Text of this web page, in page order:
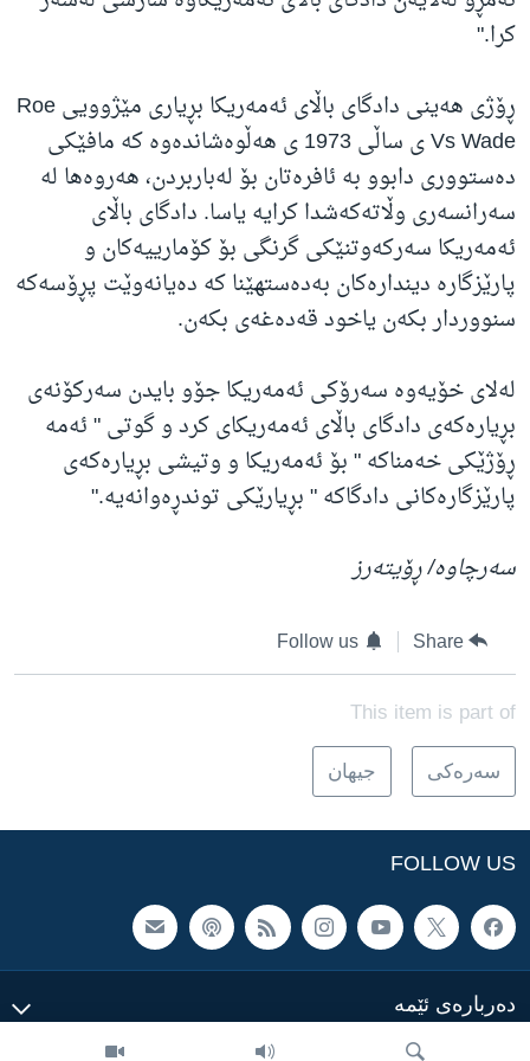
کرا."
ڕۆژی هەینی دادگای باڵای ئەمەریکا بڕیاری مێژوویی Roe
Vs Wade ی ساڵی 1973 ی هەڵوەشاندەوە کە مافێکی
دەستووری دابوو بە ئافرەتان بۆ لەباربردن، هەروەها لە
سەرانسەری وڵاتەکەشدا کرایە یاسا. دادگای باڵای
ئەمەریکا سەرکەوتنێکی گرنگی بۆ کۆمارییەکان و
پارێزگارە دیندارەکان بەدەستهێنا کە دەیانەوێت پڕۆسەکە
سنووردار بکەن یاخود قەدەغەی بکەن.
لەلای خۆیەوە سەرۆکی ئەمەریکا جۆو بایدن سەرکۆنەی
بڕیارەکەی دادگای باڵای ئەمەریکای کرد و گوتی " ئەمە
ڕۆژێکی خەمناکە " بۆ ئەمەریکا و وتیشی بڕیارەکەی
پارێزگارەکانی دادگاکە " بڕیارێکی توندڕەوانەیە."
سەرچاوە/ ڕۆیتەرز
Share
Follow us
This item is part of
سه‌ره‌کی جیهان
FOLLOW US
ده‌رباره‌ی ئێمه‌